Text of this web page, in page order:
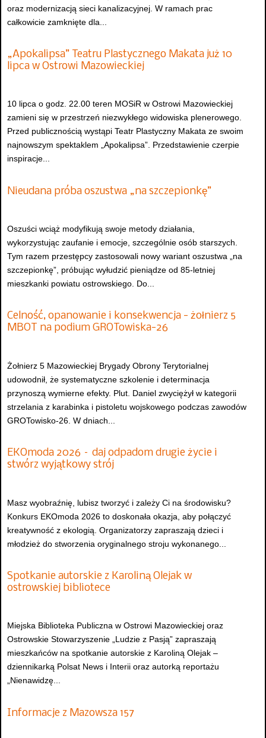
oraz modernizacją sieci kanalizacyjnej. W ramach prac
całkowicie zamknięte dla...
„Apokalipsa” Teatru Plastycznego Makata już 10
lipca w Ostrowi Mazowieckiej
10 lipca o godz. 22.00 teren MOSiR w Ostrowi Mazowieckiej
zamieni się w przestrzeń niezwykłego widowiska plenerowego.
Przed publicznością wystąpi Teatr Plastyczny Makata ze swoim
najnowszym spektaklem „Apokalipsa”. Przedstawienie czerpie
inspiracje...
Nieudana próba oszustwa „na szczepionkę”
Oszuści wciąż modyfikują swoje metody działania,
wykorzystując zaufanie i emocje, szczególnie osób starszych.
Tym razem przestępcy zastosowali nowy wariant oszustwa „na
szczepionkę”, próbując wyłudzić pieniądze od 85-letniej
mieszkanki powiatu ostrowskiego. Do...
Celność, opanowanie i konsekwencja - żołnierz 5
MBOT na podium GROTowiska-26
Żołnierz 5 Mazowieckiej Brygady Obrony Terytorialnej
udowodnił, że systematyczne szkolenie i determinacja
przynoszą wymierne efekty. Plut. Daniel zwyciężył w kategorii
strzelania z karabinka i pistoletu wojskowego podczas zawodów
GROTowisko-26. W dniach...
EKOmoda 2026 – daj odpadom drugie życie i
stwórz wyjątkowy strój
Masz wyobraźnię, lubisz tworzyć i zależy Ci na środowisku?
Konkurs EKOmoda 2026 to doskonała okazja, aby połączyć
kreatywność z ekologią. Organizatorzy zapraszają dzieci i
młodzież do stworzenia oryginalnego stroju wykonanego...
Spotkanie autorskie z Karoliną Olejak w
ostrowskiej bibliotece
Miejska Biblioteka Publiczna w Ostrowi Mazowieckiej oraz
Ostrowskie Stowarzyszenie „Ludzie z Pasją” zapraszają
mieszkańców na spotkanie autorskie z Karoliną Olejak –
dziennikarką Polsat News i Interii oraz autorką reportażu
„Nienawidzę...
Informacje z Mazowsza 157